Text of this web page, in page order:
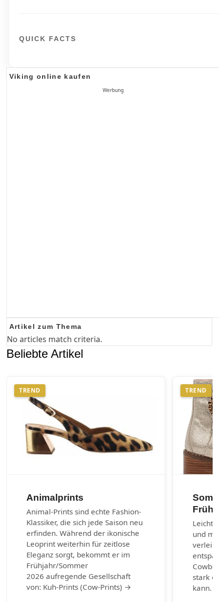
QUICK FACTS
Viking online kaufen
Werbung
Artikel zum Thema
No articles match criteria.
Beliebte Artikel
TREND
Animalprints
Animal-Prints sind echte Fashion-
Klassiker, die sich jede Saison neu
erfinden. Während der ikonische
Leoprint weiterhin für zeitlose
Eleganz sorgt, bekommt er im
Frühjahr/Sommer
2026 aufregende Gesellschaft
von: Kuh-Prints (Cow-Prints) →
TREND
und
stark
kann.